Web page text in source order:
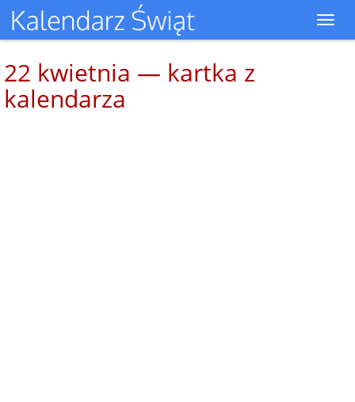
22 kwietnia — kartka z
kalendarza